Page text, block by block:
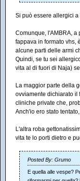
Si può essere allergici a
Comunque, l'AMBRA, a
fappava in formato vhs,
alcune parti delle armi
Quindi, se tu sei
vita al di fuori di Naja)
La maggior parte della
ovviamente dichiarato il
cliniche private che,
Anch'io ero stato
L'altra roba
vita te lo porti dietro e
Posted By: Grumo
E quella alle vespe?